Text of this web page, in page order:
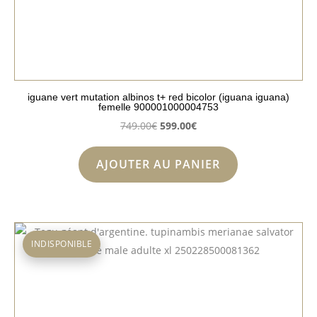
iguane vert mutation albinos t+ red bicolor (iguana iguana)
femelle 900001000004753
749.00€ Le
initial
était :
599.00€Le
actuel
est :
AJOUTER AU PANIER
INDISPONIBLE